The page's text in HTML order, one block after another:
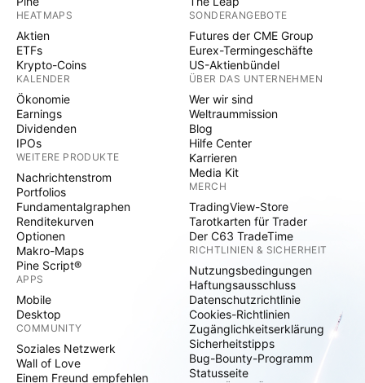
HEATMAPS
Aktien
ETFs
Krypto-Coins
KALENDER
Ökonomie
Earnings
Dividenden
IPOs
WEITERE PRODUKTE
Nachrichtenstrom
Portfolios
Fundamentalgraphen
Renditekurven
Optionen
Makro-Maps
Pine Script®
APPS
Mobile
Desktop
COMMUNITY
Soziales Netzwerk
Wall of Love
Einem Freund empfehlen
SONDERANGEBOTE
Futures der CME Group
Eurex-Termingeschäfte
US-Aktienbündel
ÜBER DAS UNTERNEHMEN
Wer wir sind
Weltraummission
Blog
Hilfe Center
Karrieren
Media Kit
MERCH
TradingView-Store
Tarotkarten für Trader
Der C63 TradeTime
RICHTLINIEN & SICHERHEIT
Nutzungsbedingungen
Haftungsausschluss
Datenschutzrichtlinie
Cookies-Richtlinien
Zugänglichkeitserklärung
Sicherheitstipps
Bug-Bounty-Programm
Statusseite